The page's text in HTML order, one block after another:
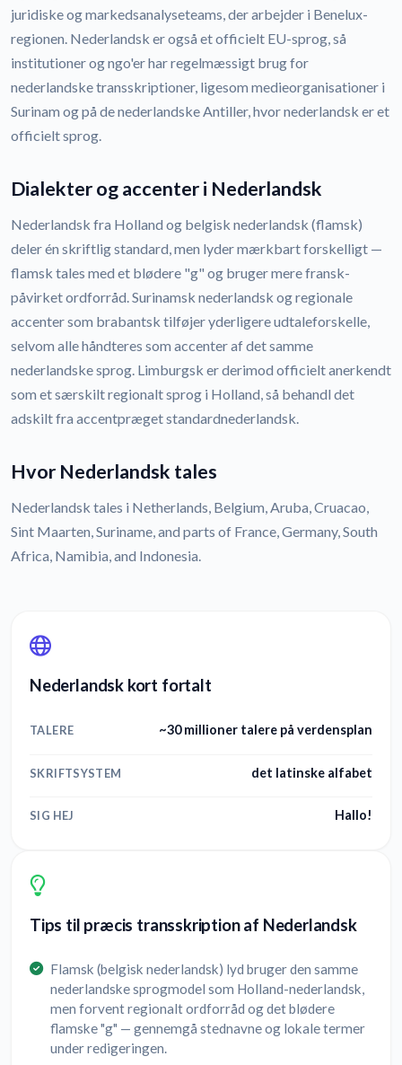
juridiske og markedsanalyseteams, der arbejder i Benelux-
regionen. Nederlandsk er også et officielt EU-sprog, så
institutioner og ngo'er har regelmæssigt brug for
nederlandske transskriptioner, ligesom medieorganisationer i
Surinam og på de nederlandske Antiller, hvor nederlandsk er et
officielt sprog.
Dialekter og accenter i Nederlandsk
Nederlandsk fra Holland og belgisk nederlandsk (flamsk)
deler én skriftlig standard, men lyder mærkbart forskelligt —
flamsk tales med et blødere "g" og bruger mere fransk-
påvirket ordforråd. Surinamsk nederlandsk og regionale
accenter som brabantsk tilføjer yderligere udtaleforskelle,
selvom alle håndteres som accenter af det samme
nederlandske sprog. Limburgsk er derimod officielt anerkendt
som et særskilt regionalt sprog i Holland, så behandl det
adskilt fra accentpræget standardnederlandsk.
Hvor Nederlandsk tales
Nederlandsk tales i Netherlands, Belgium, Aruba, Cruacao,
Sint Maarten, Suriname, and parts of France, Germany, South
Africa, Namibia, and Indonesia.
Nederlandsk kort fortalt
TALERE ~30 millioner talere på verdensplan
SKRIFTSYSTEM det latinske alfabet
SIG HEJ Hallo!
Tips til præcis transskription af Nederlandsk
Flamsk (belgisk nederlandsk) lyd bruger den samme
nederlandske sprogmodel som Holland-nederlandsk,
men forvent regionalt ordforråd og det blødere
flamske "g" — gennemgå stednavne og lokale termer
under redigeringen.